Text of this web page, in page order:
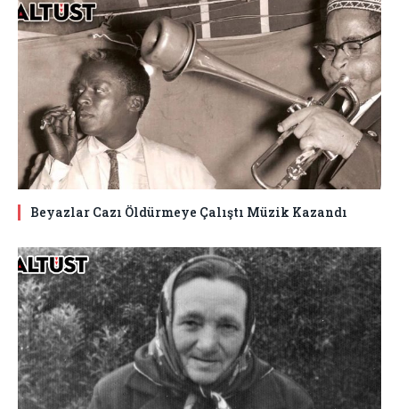
Beyazlar Cazı Öldürmeye Çalıştı Müzik Kazandı